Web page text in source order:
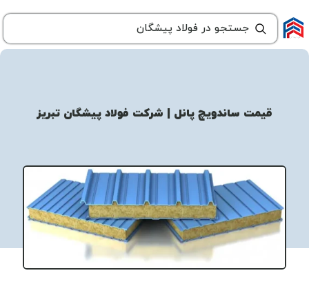
قیمت ساندویچ پانل | شرکت فولاد پیشگان تبریز